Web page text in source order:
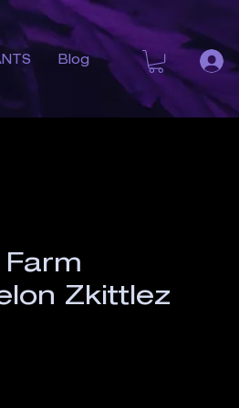
Blog
Zkittlez